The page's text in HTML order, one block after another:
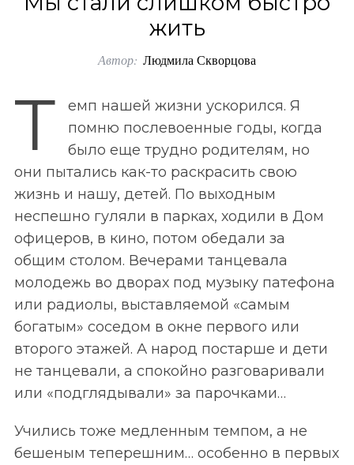
жить
Автор: Людмила Скворцова
Т
емп нашей жизни ускорился. Я
помню послевоенные годы, когда
было еще трудно родителям, но
они пытались как-то раскрасить свою
жизнь и нашу, детей. По выходным
неспешно гуляли в парках, ходили в Дом
офицеров, в кино, потом обедали за
общим столом. Вечерами танцевала
молодежь во дворах под музыку патефона
или радиолы, выставляемой «самым
богатым» соседом в окне первого или
второго этажей. А народ постарше и дети
не танцевали, а спокойно разговаривали
или «подглядывали» за парочками…
Учились тоже медленным темпом, а не
бешеным теперешним… особенно в первых